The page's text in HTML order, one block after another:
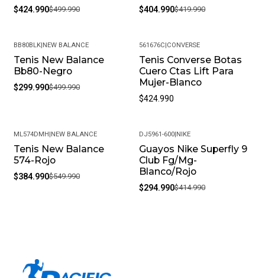
$424.990$499.990 $404.990$419.990
-40%
BB80BLK|NEW BALANCE
Tenis New Balance
Bb80-Negro
$299.990$499.990
561676C|CONVERSE
Tenis Converse Botas
Cuero Ctas Lift Para
Mujer-Blanco
$424.990
-30%
ML574DMH|NEW BALANCE
Tenis New Balance
574-Rojo
$384.990$549.990
-29%
DJ5961-600|NIKE
Guayos Nike Superfly 9
Club Fg/Mg-
Blanco/Rojo
$294.990$414.990